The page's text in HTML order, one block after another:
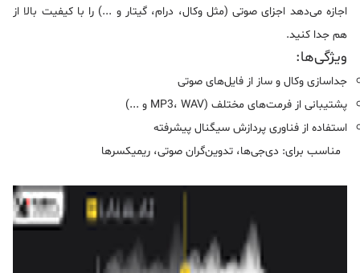
اجازه می‌دهد اجزای صوتی (مثل وکال، درام، گیتار و ...) را با کیفیت بالا از
هم جدا کنید.
ویژگی‌ها:
جداسازی وکال و ساز از فایل‌های صوتی
پشتیبانی از فرمت‌های مختلف (MP3، WAV و ...)
استفاده از فناوری پردازش سیگنال پیشرفته
مناسب برای: دی‌جی‌ها، تدوین‌گران صوتی، ریمیکسرها